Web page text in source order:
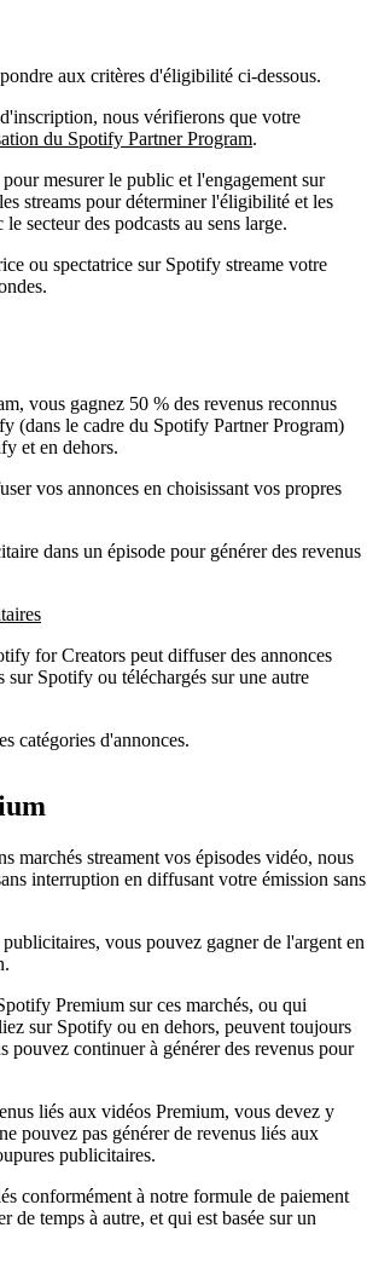
aux critères d'éligibilité ci-dessous.
nous vérifierons que votre
du Spotify Partner Program.
mesurer le public et l'engagement sur
streams pour déterminer l'éligibilité et les
secteur des podcasts au sens large.
ou spectatrice sur Spotify streame votre
vous gagnez 50 % des revenus reconnus
(dans le cadre du Spotify Partner Program)
et en dehors.
vos annonces en choisissant vos propres
dans un épisode pour générer des revenus
for Creators peut diffuser des annonces
sur Spotify ou téléchargés sur une autre
catégories d'annonces.
marchés streament vos épisodes vidéo, nous
interruption en diffusant votre émission sans
vous pouvez gagner de l'argent en
Premium sur ces marchés, ou qui
sur Spotify ou en dehors, peuvent toujours
pouvez continuer à générer des revenus pour
liés aux vidéos Premium, vous devez y
pouvez pas générer de revenus liés aux
publicitaires.
conformément à notre formule de paiement
de temps à autre, et qui est basée sur un